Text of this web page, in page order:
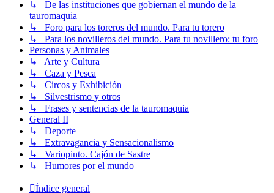
↳ De las instituciones que gobiernan el mundo de la
tauromaquia
↳ Foro para los toreros del mundo. Para tu torero
↳ Para los novilleros del mundo. Para tu novillero: tu foro
Personas y Animales
↳ Arte y Cultura
↳ Caza y Pesca
↳ Circos y Exhibición
↳ Silvestrismo y otros
↳ Frases y sentencias de la tauromaquia
General II
↳ Deporte
↳ Extravagancia y Sensacionalismo
↳ Variopinto. Cajón de Sastre
↳ Humores por el mundo
Índice general